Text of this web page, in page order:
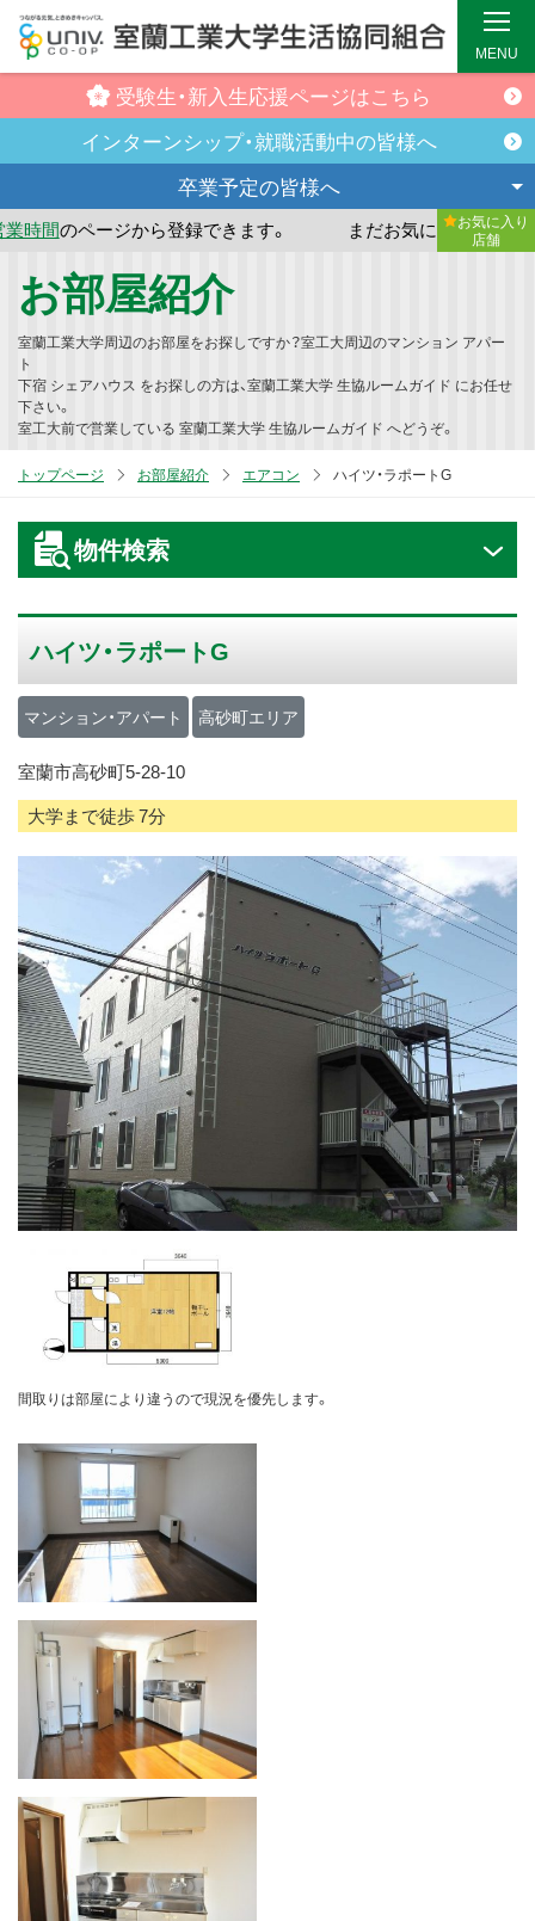
受験生・新入生応援ページはこちら
インターンシップ・就職活動中の皆様へ
卒業予定の皆様へ
ジから登録できます。 まだお気に入り店舗が登録されて
お気に入り
店舗
MENU
お部屋紹介
室蘭工業大学周辺のお部屋をお探しですか？室工大周辺のマンション アパー
ト
下宿 シェアハウス をお探しの方は、室蘭工業大学 生協ルームガイド にお任せ
下さい。
室工大前で営業している 室蘭工業大学 生協ルームガイド へどうぞ。
トップページ お部屋紹介 エアコン ハイツ・ラポートG
物件検索
ハイツ・ラポートG
マンション・アパート 高砂町エリア
室蘭市高砂町5-28-10
大学まで徒歩 7分
間取りは部屋により違うので現況を優先します。